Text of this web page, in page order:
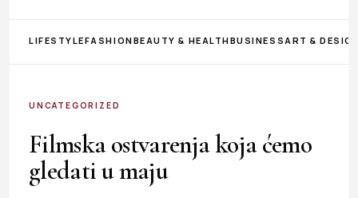
LIFESTYLEFASHIONBEAUTY & HEALTHBUSINESS ART &
UNCATEGORIZED
Filmska ostvarenja koja ćemo
gledati u maju